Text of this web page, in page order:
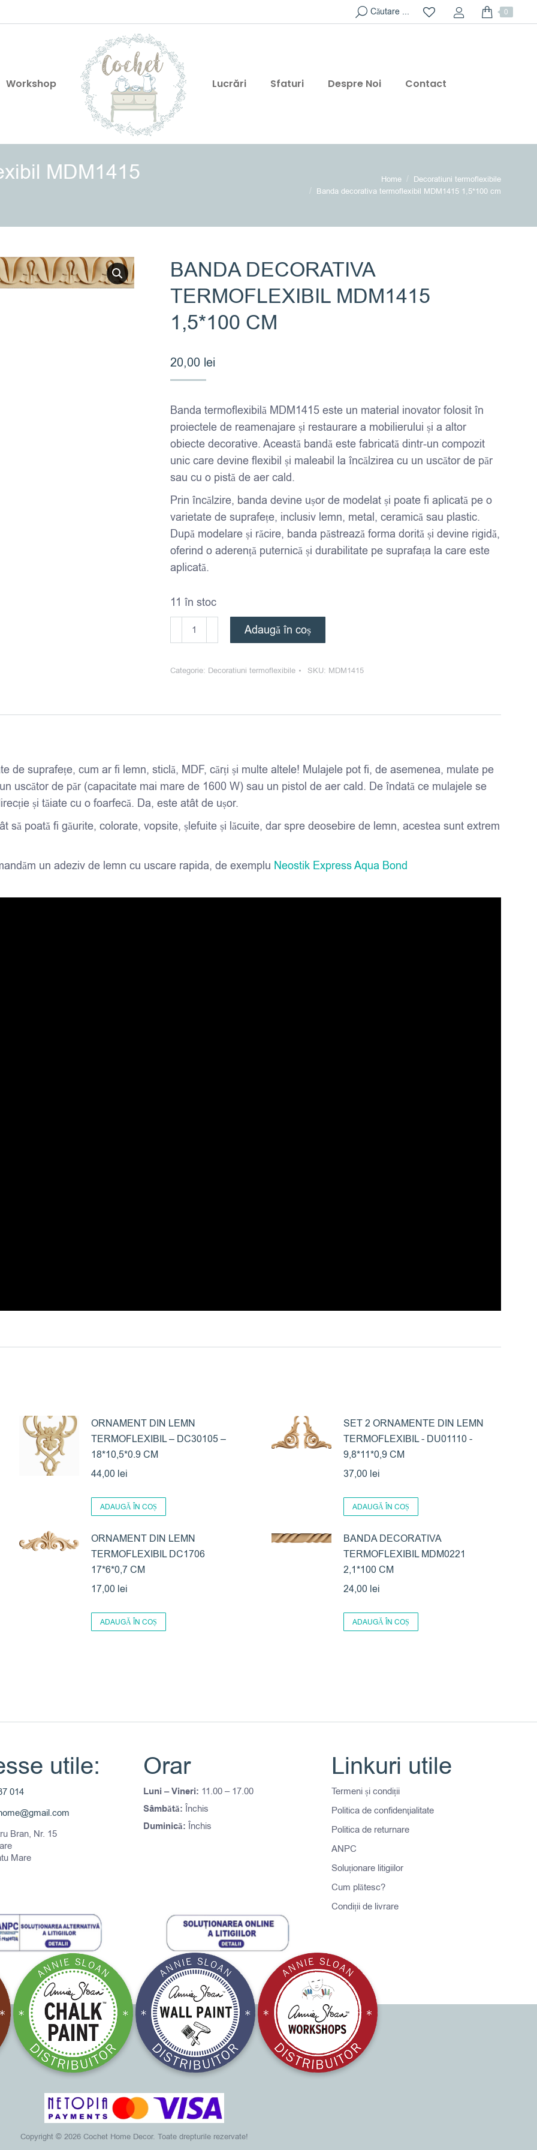
Search:Căutare ... 0
Workshop Lucrări Sfaturi Despre Noi Contact
MDM1415
Home
Decoratiuni termoflexibile
Banda decorativa termoflexibil MDM1415 1,5*100 cm
BANDA DECORATIVA
TERMOFLEXIBIL MDM1415
1,5*100 CM
20,00 lei
Banda termoflexibilă MDM1415 este un material inovator folosit în
proiectele de reamenajare și restaurare a mobilierului și a altor
obiecte decorative. Această bandă este fabricată dintr-un compozit
unic care devine flexibil și maleabil la încălzirea cu un uscător de păr
sau cu o pistă de aer cald.
Prin încălzire, banda devine ușor de modelat și poate fi aplicată pe o
varietate de suprafețe, inclusiv lemn, metal, ceramică sau plastic.
După modelare și răcire, banda păstrează forma dorită și devine rigidă,
oferind o aderență puternică și durabilitate pe suprafața la care este
aplicată.
11 în stoc
Cantitate
Banda
termoflexibil
Adaugă în coș
Categorie: Decoratiuni termoflexibile SKU: MDM1415
de suprafețe, cum ar fi lemn, sticlă, MDF, cărți și multe altele! Mulajele pot fi, de asemenea, mulate pe
uscător de păr (capacitate mai mare de 1600 W) sau un pistol de aer cald. De îndată ce mulajele se
și tăiate cu o foarfecă. Da, este atât de ușor.
să poată fi găurite, colorate, vopsite, șlefuite și lăcuite, dar spre deosebire de lemn, acestea sunt extrem
un adeziv de lemn cu uscare rapida, de exemplu Neostik Express Aqua Bond
ORNAMENT DIN LEMN
TERMOFLEXIBIL – DC30105 –
18*10,5*0.9 CM
44,00 lei
ADAUGĂ ÎN COȘ
SET 2 ORNAMENTE DIN LEMN
TERMOFLEXIBIL - DU01110 -
9,8*11*0,9 CM
37,00 lei
ADAUGĂ ÎN COȘ
ORNAMENT DIN LEMN
TERMOFLEXIBIL DC1706
17*6*0,7 CM
17,00 lei
ADAUGĂ ÎN COȘ
BANDA DECORATIVA
TERMOFLEXIBIL MDM0221
2,1*100 CM
24,00 lei
ADAUGĂ ÎN COȘ
utile:
014
Bran, Nr. 15
Mare
Orar
Luni – Vineri: 11.00 – 17.00
Sâmbătă: Închis
Duminică: Închis
Linkuri utile
Termeni și condiții
Politica de confidenţialitate
Politica de returnare
ANPC
Soluționare litigiilor
Cum plătesc?
Condiții de livrare
Copyright © 2026 Cochet Home Decor. Toate drepturile rezervate!